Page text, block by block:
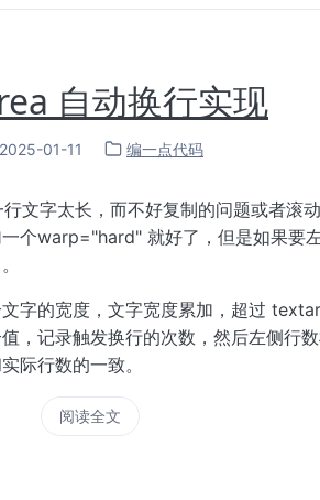
自动换行实现
2025-01-11 编一点代码
文字太长，而不好复制的问题或者滚
个warp="hard" 就好了，但是如果要
字的宽度，文字宽度累加，超过
，记录触发换行的次数，然后左侧行
际行数的一致。
阅读全文